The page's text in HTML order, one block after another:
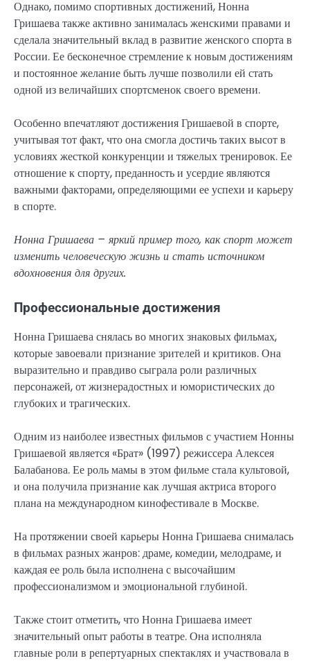
Однако, помимо спортивных достижений, Нонна
Гришаева также активно занималась женскими правами и
сделала значительный вклад в развитие женского спорта в
России. Ее бесконечное стремление к новым достижениям
и постоянное желание быть лучше позволили ей стать
одной из величайших спортсменок своего времени.
Особенно впечатляют достижения Гришаевой в спорте,
учитывая тот факт, что она смогла достичь таких высот в
условиях жесткой конкуренции и тяжелых тренировок. Ее
отношение к спорту, преданность и усердие являются
важными факторами, определяющими ее успехи и карьеру
в спорте.
Нонна Гришаева – яркий пример того, как спорт может
изменить человеческую жизнь и стать источником
вдохновения для других.
Профессиональные достижения
Нонна Гришаева снялась во многих знаковых фильмах,
которые завоевали признание зрителей и критиков. Она
выразительно и правдиво сыграла роли различных
персонажей, от жизнерадостных и юмористических до
глубоких и трагических.
Одним из наиболее известных фильмов с участием Нонны
Гришаевой является «Брат» (1997) режиссера Алексея
Балабанова. Ее роль мамы в этом фильме стала культовой,
и она получила признание как лучшая актриса второго
плана на международном кинофестивале в Москве.
На протяжении своей карьеры Нонна Гришаева снималась
в фильмах разных жанров: драме, комедии, мелодраме, и
каждая ее роль была исполнена с высочайшим
профессионализмом и эмоциональной глубиной.
Также стоит отметить, что Нонна Гришаева имеет
значительный опыт работы в театре. Она исполняла
главные роли в репертуарных спектаклях и участвовала в